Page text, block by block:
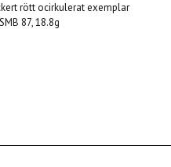
rött ocirkulerat exemplar
87, 18.8g